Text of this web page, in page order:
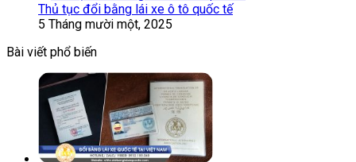
Thủ tục đổi bằng lái xe ô tô quốc tế
5 Tháng mười một, 2025
Bài viết phổ biến